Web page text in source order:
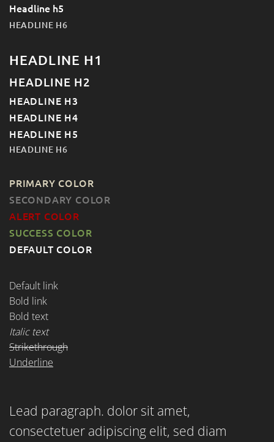
Headline h5
HEADLINE H6
HEADLINE H1
HEADLINE H2
HEADLINE H3
HEADLINE H4
HEADLINE H5
HEADLINE H6
PRIMARY COLOR
SECONDARY COLOR
ALERT COLOR
SUCCESS COLOR
DEFAULT COLOR
Default link
Bold link
Bold text
Italic text
Strikethrough
Underline
Lead paragraph. dolor sit amet,
consectetuer adipiscing elit, sed diam